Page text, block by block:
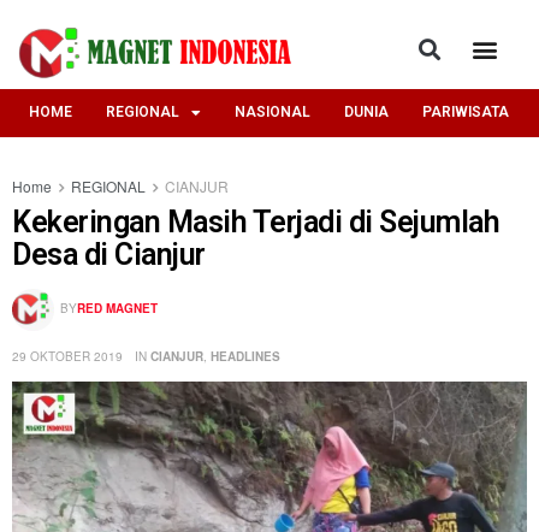
HOME REGIONAL NASIONAL DUNIA PARIWISATA
Home REGIONAL CIANJUR
Kekeringan Masih Terjadi di Sejumlah
Desa di Cianjur
BYRED MAGNET
29 OKTOBER 2019 IN CIANJUR HEADLINES